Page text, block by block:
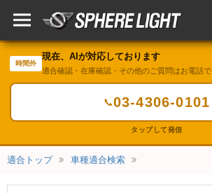
時間外
現在、AIが対応しております
適合確認・在庫確認・その他のご質問はお電話で
📞03-4306-0101
タップして発信
適合トップ 車種適合検索